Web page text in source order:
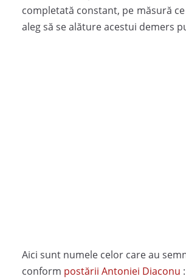
completată constant, pe măsură
aleg să se alăture acestui demers
Aici sunt numele celor care au
conform postării Antoniei Diaconu :